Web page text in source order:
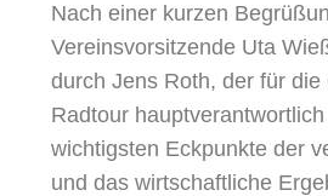
Nach einer kurzen
Vereinsvorsitzende Uta
durch Jens Roth, der für
Radtour
wichtigsten Eckpunkte der
und das wirtschaftliche